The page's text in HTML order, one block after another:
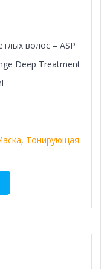
волос – ASP
Deep Treatment
, Тонирующая